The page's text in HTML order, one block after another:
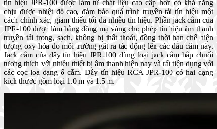
tín hiệu JPR-100 được làm từ chất liệu cao cấp hơn có khả năng
chịu được nhiệt độ cao, đảm bảo quá trình truyền tải tín hiệu một
cách chính xác, giảm thiểu tối đa nhiễu tín hiệu. Phần jack cắm của
JPR-100 được làm bằng đồng mạ vàng cho phép tín hiệu âm thanh
truyền tải trong, sạch, không bị thất thoát, đồng thời hạn chế hiện
tượng oxy hóa do môi trường gât ra tác động lên các đầu cắm này.
Jack cắm của dây tín hiệu JPR-100 dùng loại jack cắm bắp chuối
tương thích với nhiều thiết bị âm thanh hiện nay và rất tiện dụng với
các cọc loa dạng ổ cắm. Dây tín hiệu RCA JPR-100 có hai dạng
kích thước gồm loại 1.0 m và 1.5 m.